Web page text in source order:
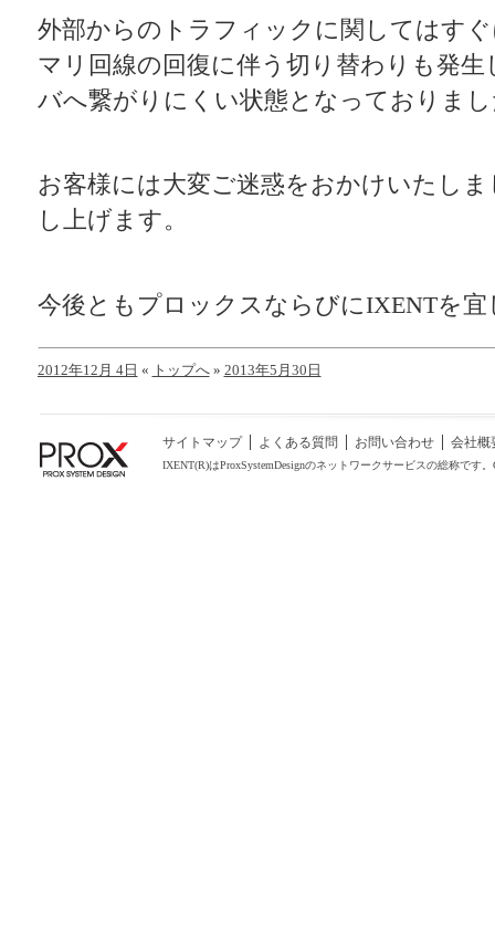
外部からのトラフィックに関してはす
マリ回線の回復に伴う切り替わりも発生
バへ繋がりにくい状態となっておりま
お客様には大変ご迷惑をおかけいたし
し上げます。
今後ともプロックスならびにIXENTを
2012年12月 4日 « トップへ» 2013年5月30日
サイトマップ よくある質問 お問い合わせ 会社概
IXENT(R)はProxSystemDesignのネットワークサービスの総称です